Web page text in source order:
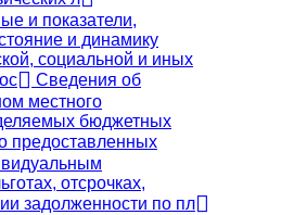
и показатели,
и динамику
социальной и иных
Сведения об
местного
бюджетных
предоставленных
отсрочках,
задолженности по пл